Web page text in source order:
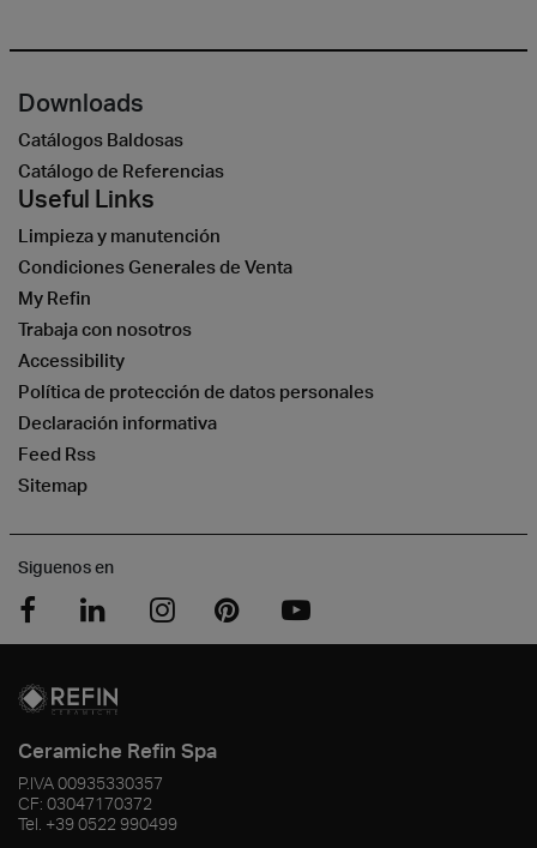
Downloads
Catálogos Baldosas
Catálogo de Referencias
Useful Links
Limpieza y manutención
Condiciones Generales de Venta
My Refin
Trabaja con nosotros
Accessibility
Política de protección de datos personales
Declaración informativa
Feed Rss
Sitemap
Siguenos en
Ceramiche Refin Spa
P.IVA00935330357
CF: 03047170372
Tel. +39 0522 990499